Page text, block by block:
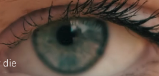
die